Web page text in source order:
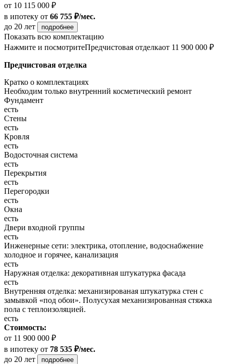
от 10 115 000 ₽
в ипотеку от 66 755 ₽/мес.
до 20 лет
подробнее
Показать всю комплектацию
Нажмите и посмотритеПредчистовая отделкаот 11 900 000 ₽
Предчистовая отделка
Кратко о комплектациях
Необходим только внутренний косметический ремонт
Фундамент
есть
Стены
есть
Кровля
есть
Водосточная система
есть
Перекрытия
есть
Перегородки
есть
Окна
есть
Двери входной группы
есть
Инженерные сети: электрика, отопление, водоснабжение
холодное и горячее, канализация
есть
Наружная отделка: декоративная штукатурка фасада
есть
Внутренняя отделка: механизированая штукатурка стен с
замывкой «под обои». Полусухая механизированная стяжка
пола с теплоизоляцией.
есть
Стоимость:
от 11 900 000 ₽
в ипотеку от 78 535 ₽/мес.
до 20 лет
подробнее